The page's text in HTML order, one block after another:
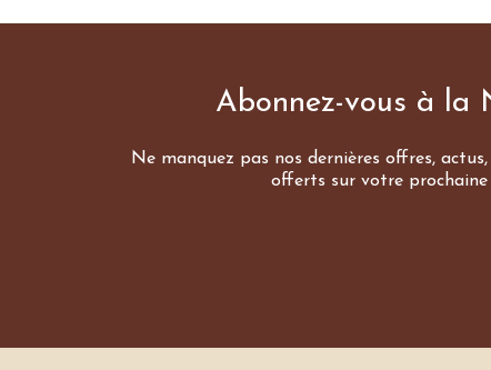
Abonnez-vous à la
Ne manquez pas nos dernières offres,
offerts sur votre prochaine